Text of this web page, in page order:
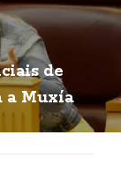
de
a Muxía